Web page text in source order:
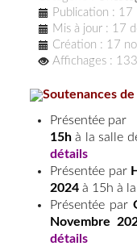
Publication :
Mis à jour : 17
Création : 17
Affichages :
Soutenances
Présentée par
15h à la salle
détails
Présentée par
2024 à 15h à
Présentée par
Novembre
détails